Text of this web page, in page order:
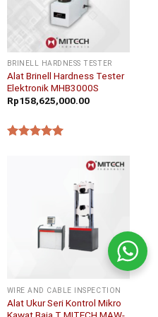
BRINELL HARDNESS TESTER
Alat Brinell Hardness Tester
Elektronik MHB3000S
Rp158,625,000.00
WIRE AND CABLE INSPECTION
Alat Ukur Seri Kontrol Mikro
Kawat Baja T MITECH MAW-